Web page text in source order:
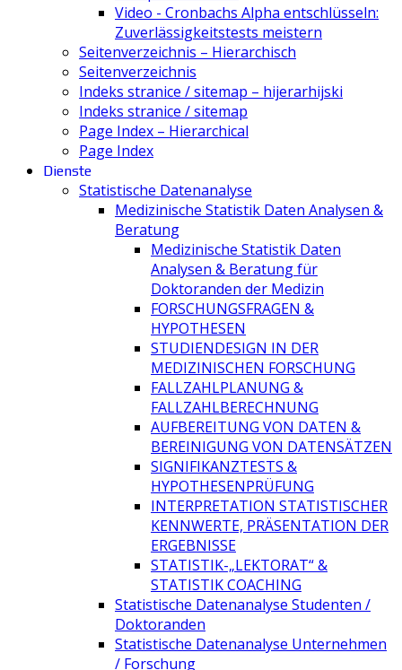
Video - Cronbachs Alpha entschlüsseln:
Zuverlässigkeitstests meistern
Seitenverzeichnis – Hierarchisch
Seitenverzeichnis
Indeks stranice / sitemap – hijerarhijski
Indeks stranice / sitemap
Page Index – Hierarchical
Page Index
Dienste
Statistische Datenanalyse
Medizinische Statistik Daten Analysen &
Beratung
Medizinische Statistik Daten
Analysen & Beratung für
Doktoranden der Medizin
FORSCHUNGSFRAGEN &
HYPOTHESEN
STUDIENDESIGN IN DER
MEDIZINISCHEN FORSCHUNG
FALLZAHLPLANUNG &
FALLZAHLBERECHNUNG
AUFBEREITUNG VON DATEN &
BEREINIGUNG VON DATENSÄTZEN
SIGNIFIKANZTESTS &
HYPOTHESENPRÜFUNG
INTERPRETATION STATISTISCHER
KENNWERTE, PRÄSENTATION DER
ERGEBNISSE
STATISTIK-„LEKTORAT“ &
STATISTIK COACHING
Statistische Datenanalyse Studenten /
Doktoranden
Statistische Datenanalyse Unternehmen
/ Forschung